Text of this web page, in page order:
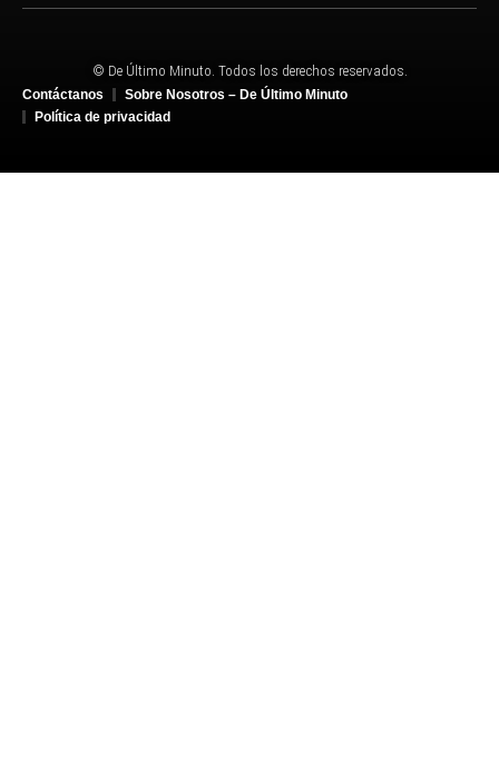
© De Último Minuto. Todos los derechos reservados.
Contáctanos
Sobre Nosotros – De Último Minuto
Política de privacidad